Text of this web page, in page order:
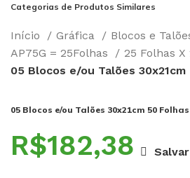
Categorias de Produtos Similares
Início Gráfica Blocos e
AP75G = 25Folhas
25 Folhas X
05 Blocos e/ou Talões 30x21cm
05 Blocos e/ou Talões 30x21cm 50
R$ Salvar